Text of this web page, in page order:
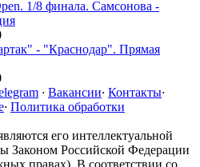
1/8 финала. Самсонова -
- "Краснодар". Прямая
· Вакансии· Контакты·
· Политика обработки
его интеллектуальной
Законом Российской Федерации
правах). В соответствии со